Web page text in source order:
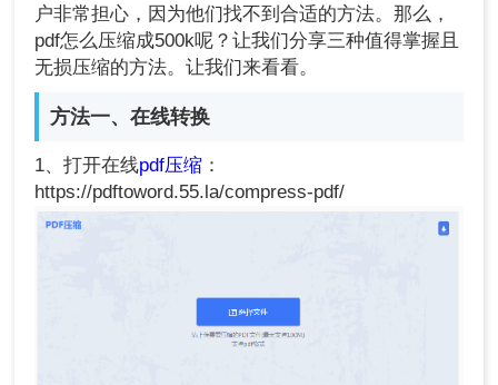
户非常担心，因为他们找不到合适的方法。那么，
pdf怎么压缩成500k呢？让我们分享三种值得掌握且
无损压缩的方法。让我们来看看。
方法一、在线转换
1、打开在线pdf压缩 ：
https://pdftoword.55.la/compress-pdf/